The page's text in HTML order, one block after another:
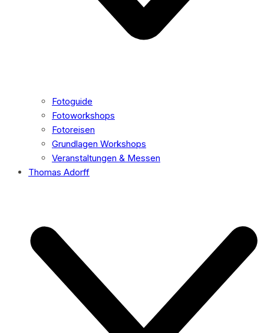
Fotoguide
Fotoworkshops
Fotoreisen
Grundlagen Workshops
Veranstaltungen & Messen
Thomas Adorff